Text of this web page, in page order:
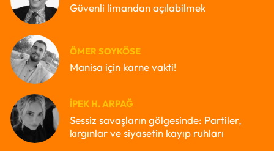
Güvenli limandan açılabilmek
ÖMER SOYKÖSE
Manisa için karne vakti!
İPEK H. ARPAĞ
Sessiz savaşların gölgesinde: Partiler,
kırgınlar ve siyasetin kayıp ruhları